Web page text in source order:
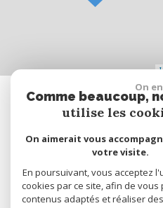
Se
Espace
On
Comme beaucoup,
utilise les
On aimerait vous
votre visite.
En poursuivant, vous acceptez
cookies par ce site, afin de vous
contenus adaptés et réaliser